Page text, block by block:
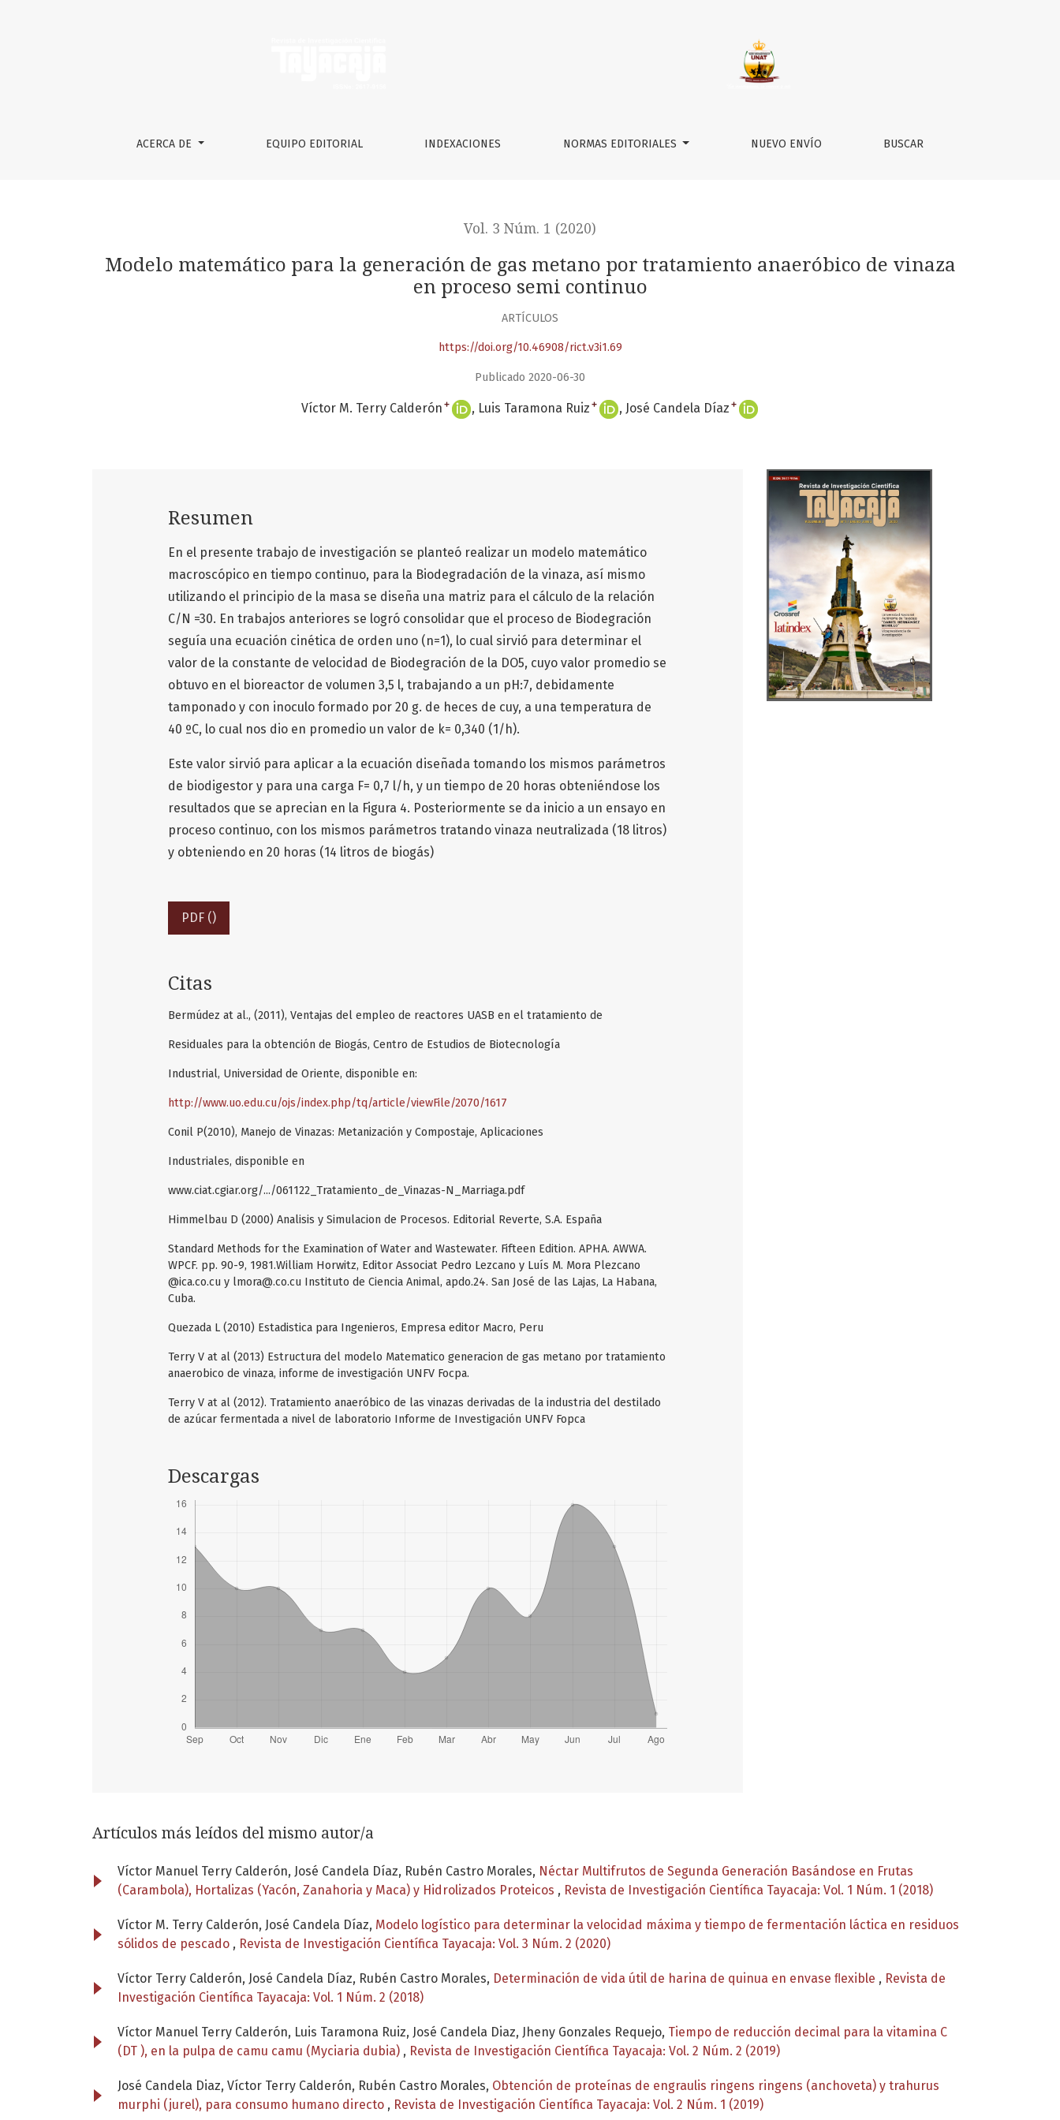
ACERCA DE EQUIPO EDITORIAL INDEXACIONES NORMAS EDITORIALES NUEVO ENVÍO BUSCAR
Vol. 3 Núm. 1 (2020)
Modelo matemático para la generación de gas metano por tratamiento anaeróbico de vinaza
en proceso semi continuo
ARTÍCULOS
https://doi.org/10.46908/rict.v3i1.69
Publicado 2020-06-30
Víctor M. Terry Calderón + Luis Taramona Ruiz + José Candela Díaz +
Resumen
En el presente trabajo de investigación se planteó realizar un modelo matemático
macroscópico en tiempo continuo, para la Biodegradación de la vinaza, así mismo
utilizando el principio de la masa se diseña una matriz para el cálculo de la relación
C/N =30. En trabajos anteriores se logró consolidar que el proceso de Biodegración
seguía una ecuación cinética de orden uno (n=1), lo cual sirvió para determinar el
valor de la constante de velocidad de Biodegración de la DO5, cuyo valor promedio se
obtuvo en el bioreactor de volumen 3,5 l, trabajando a un pH:7, debidamente
tamponado y con inoculo formado por 20 g. de heces de cuy, a una temperatura de
40 ºC, lo cual nos dio en promedio un valor de k= 0,340 (1/h).
Este valor sirvió para aplicar a la ecuación diseñada tomando los mismos parámetros
de biodigestor y para una carga F= 0,7 l/h, y un tiempo de 20 horas obteniéndose los
resultados que se aprecian en la Figura 4. Posteriormente se da inicio a un ensayo en
proceso continuo, con los mismos parámetros tratando vinaza neutralizada (18 litros)
y obteniendo en 20 horas (14 litros de biogás)
PDF ()
Citas
Bermúdez at al., (2011), Ventajas del empleo de reactores UASB en el tratamiento de
Residuales para la obtención de Biogás, Centro de Estudios de Biotecnología
Industrial, Universidad de Oriente, disponible en:
http://www.uo.edu.cu/ojs/index.php/tq/article/viewFile/2070/1617
Conil P(2010), Manejo de Vinazas: Metanización y Compostaje, Aplicaciones
Industriales, disponible en
www.ciat.cgiar.org/.../061122_Tratamiento_de_Vinazas-N_Marriaga.pdf
Himmelbau D (2000) Analisis y Simulacion de Procesos. Editorial Reverte, S.A. España
Standard Methods for the Examination of Water and Wastewater. Fifteen Edition. APHA. AWWA.
WPCF. pp. 90-9, 1981.William Horwitz, Editor Associat Pedro Lezcano y Luís M. Mora Plezcano
@ica.co.cu y lmora@.co.cu Instituto de Ciencia Animal, apdo.24. San José de las Lajas, La Habana,
Cuba.
Quezada L (2010) Estadistica para Ingenieros, Empresa editor Macro, Peru
Terry V at al (2013) Estructura del modelo Matematico generacion de gas metano por tratamiento
anaerobico de vinaza, informe de investigación UNFV Focpa.
Terry V at al (2012). Tratamiento anaeróbico de las vinazas derivadas de la industria del destilado
de azúcar fermentada a nivel de laboratorio Informe de Investigación UNFV Fopca
Descargas
Artículos más leídos del mismo autor/a
Víctor Manuel Terry Calderón, José Candela Díaz, Rubén Castro Morales, Néctar Multifrutos de Segunda Generación Basándose en Frutas
(Carambola), Hortalizas (Yacón, Zanahoria y Maca) y Hidrolizados Proteicos , Revista de Investigación Científica Tayacaja: Vol. 1 Núm. 1 (2018)
Víctor M. Terry Calderón, José Candela Díaz, Modelo logístico para determinar la velocidad máxima y tiempo de fermentación láctica en residuos
sólidos de pescado , Revista de Investigación Científica Tayacaja: Vol. 3 Núm. 2 (2020)
Víctor Terry Calderón, José Candela Díaz, Rubén Castro Morales, Determinación de vida útil de harina de quinua en envase ﬂexible , Revista de
Investigación Científica Tayacaja: Vol. 1 Núm. 2 (2018)
Víctor Manuel Terry Calderón, Luis Taramona Ruiz, José Candela Diaz, Jheny Gonzales Requejo, Tiempo de reducción decimal para la vitamina C
(DT ), en la pulpa de camu camu (Myciaria dubia) , Revista de Investigación Científica Tayacaja: Vol. 2 Núm. 2 (2019)
José Candela Diaz, Víctor Terry Calderón, Rubén Castro Morales, Obtención de proteínas de engraulis ringens ringens (anchoveta) y trahurus
murphi (jurel), para consumo humano directo , Revista de Investigación Científica Tayacaja: Vol. 2 Núm. 1 (2019)